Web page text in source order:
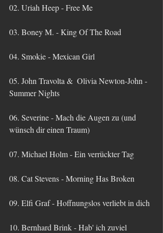
02. Uriah Heep - Free Me
03. Boney M. - King Of The Road
04. Smokie - Mexican Girl
05. John Travolta &  Olivia Newton-John -
Summer Nights
06. Severine - Mach die Augen zu (und
wünsch dir einen Traum)
07. Michael Holm - Ein verrückter Tag
08. Cat Stevens - Morning Has Broken
09. Elfi Graf - Hoffnungslos verliebt in dich
10. Bernhard Brink - Hab' ich zuviel